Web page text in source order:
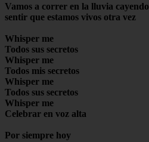
Vamos a correr en la lluvia cayendo
sentir que estamos vivos otra vez
Whisper me
Todos sus secretos
Whisper me
Todos mis secretos
Whisper me
Todos sus secretos
Whisper me
Celebrar en voz alta
Por siempre hoy